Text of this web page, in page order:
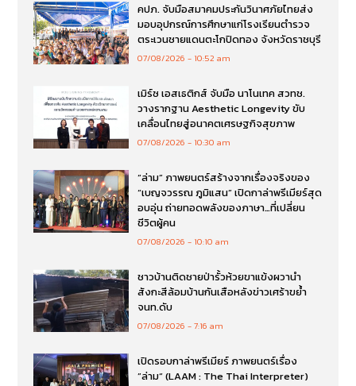
คปภ. จับมือสมาคมประกันวินาศภัยไทยส่ง
มอบอุปกรณ์การศึกษาแก่โรงเรียนตำรวจ
ตระเวนชายแดนตะโกปิดทอง จังหวัดราชบุรี
07/08/2026 10:52 am
เมิร์ซ เอสเธติกส์ จับมือ นาโนเทค สวทช.
วางรากฐาน Aesthetic Longevity ขับ
เคลื่อนไทยสู่อนาคตเศรษฐกิจสุขภาพ
07/08/2026 10:30 am
“ล่าม” ภาพยนตร์สร้างจากเรื่องจริงของ
“เบญจวรรณ ภูมิแสน” เปิดกาล่าพรีเมียร์สุด
อบอุ่น ถ่ายทอดพลังของภาษา…ที่เปลี่ยน
ชีวิตผู้คน
07/08/2026 10:10 am
ชาวบ้านติดชายป่ารั้วห้วยขาแข้งผวานำ
สังกะสีล้อมบ้านกันเสือหลังข่าวเศร้าขย้ำ
จนท.ดับ
07/08/2026 7:16 am
เปิดรอบกาล่าพรีเมียร์ ภาพยนตร์เรื่อง
”ล่าม“ (LAAM : The Thai Interpreter)